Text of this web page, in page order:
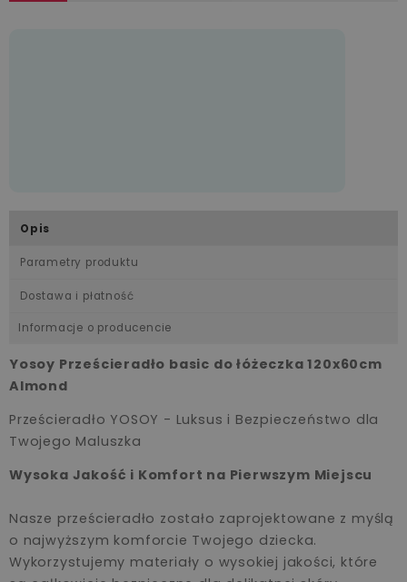
Opis
Parametry produktu
Dostawa i płatność
Informacje o producencie
Yosoy Prześcieradło basic do łóżeczka 120x60cm
Almond
Prześcieradło YOSOY - Luksus i Bezpieczeństwo dla
Twojego Maluszka
Wysoka Jakość i Komfort na Pierwszym Miejscu
Nasze prześcieradło zostało zaprojektowane z myślą
o najwyższym komforcie Twojego dziecka.
Wykorzystujemy materiały o wysokiej jakości, które